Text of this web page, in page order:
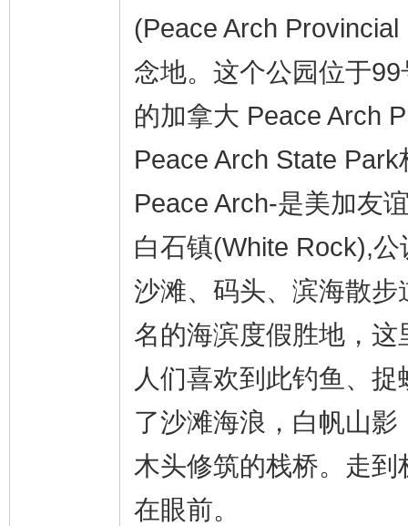
(Peace Arch
念地。这个公园位于
的加拿大 Peace Arch
Peace Arch State
Peace Arch-是美加友
白石镇(White Rock),
沙滩、码头、滨海散
名的海滨度假胜地，
人们喜欢到此钓鱼、
了沙滩海浪，白帆山
木头修筑的栈桥。走
在眼前。